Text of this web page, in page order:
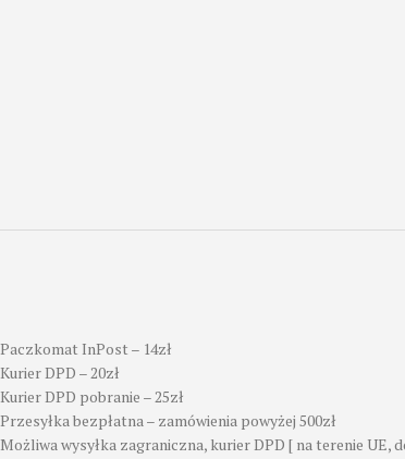
Paczkomat InPost – 14zł
Kurier DPD – 20zł
Kurier DPD pobranie – 25zł
Przesyłka bezpłatna – zamówienia powyżej 500zł
Możliwa wysyłka zagraniczna, kurier DPD [ na terenie UE,